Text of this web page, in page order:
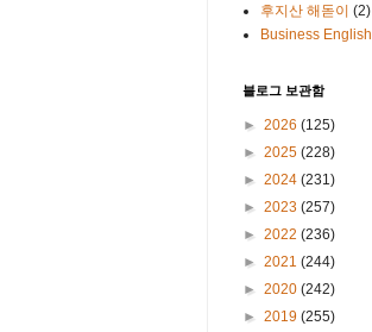
후지산 해돋이 (2)
Business English
블로그 보관함
► 2026 (125)
► 2025 (228)
► 2024 (231)
► 2023 (257)
► 2022 (236)
► 2021 (244)
► 2020 (242)
► 2019 (255)